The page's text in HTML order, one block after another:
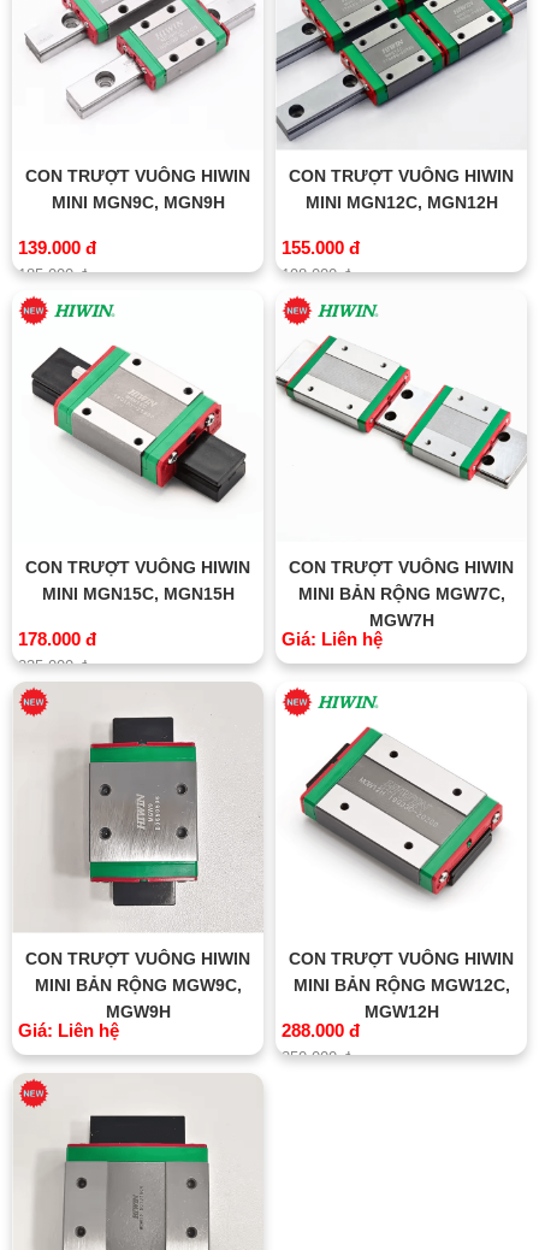
CON TRƯỢT VUÔNG HIWIN
MINI MGN9C, MGN9H
139.000 đ
185.000 đ
CON TRƯỢT VUÔNG HIWIN
MINI MGN12C, MGN12H
155.000 đ
198.000 đ
CON TRƯỢT VUÔNG HIWIN
MINI MGN15C, MGN15H
178.000 đ
235.000 đ
CON TRƯỢT VUÔNG HIWIN
MINI BẢN RỘNG MGW7C,
MGW7H
Giá: Liên hệ
CON TRƯỢT VUÔNG HIWIN
MINI BẢN RỘNG MGW9C,
MGW9H
Giá: Liên hệ
CON TRƯỢT VUÔNG HIWIN
MINI BẢN RỘNG MGW12C,
MGW12H
288.000 đ
350.000 đ